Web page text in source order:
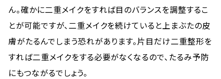
ん。確かに二重メイクをすれば目のバランスを調整するこ
とが可能ですが、二重メイクを続けていると上まぶたの皮
膚がたるんでしまう恐れがあります。片目だけ二重整形を
すれば二重メイクをする必要がなくなるので、たるみ予防
にもつながるでしょう。